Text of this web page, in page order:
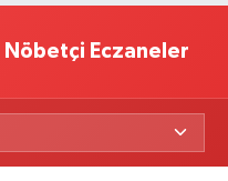
Eczaneler